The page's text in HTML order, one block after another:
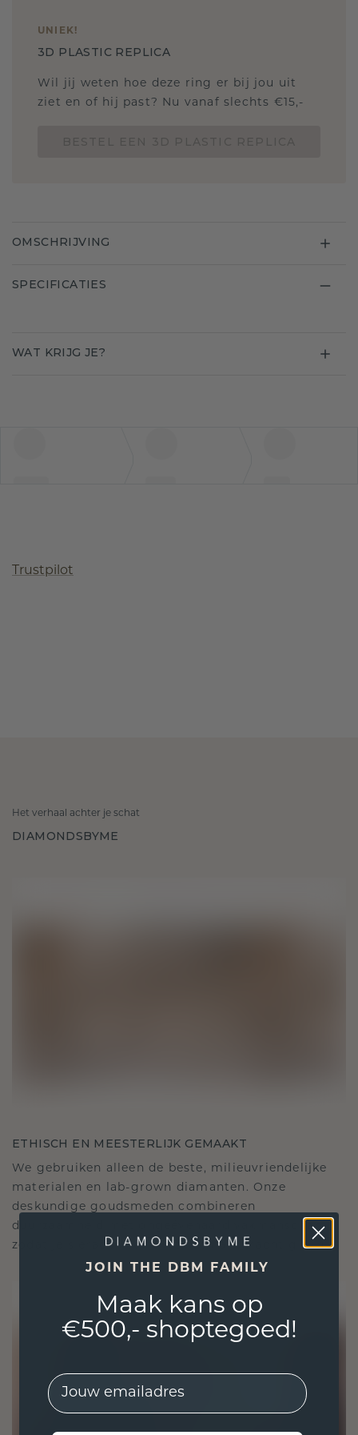
UNIEK!
3D PLASTIC REPLICA
Wil jij weten hoe deze ring er bij jou uit
ziet en of hij past? Nu vanaf slechts €15,-
OMSCHRIJVING
SPECIFICATIES
WAT KRIJG JE?
Trustpilot
Het verhaal achter je schat
DIAMONDSBYME
ETHISCH EN MEESTERLIJK GEMAAKT
We gebruiken alleen de beste, milieuvriendelijke
materialen en lab-grown diamanten. Onze
deskundige goudsmeden combineren
duurzaamheid met ongeëvenaard vakmanschap,
zodat je sieraden zowel ethisch als prachtig zijn.
JOIN THE DBM FAMILY
Maak kans op
€500,- shoptegoed!
EMail